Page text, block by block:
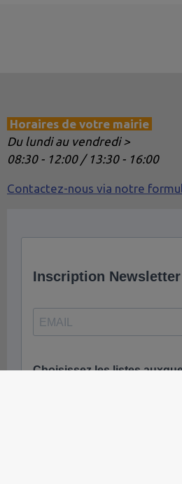
Horaires de votre mairie
Du lundi au vendredi >
08:30 - 12:00 / 13:30 - 16:00
Contactez-nous via notre